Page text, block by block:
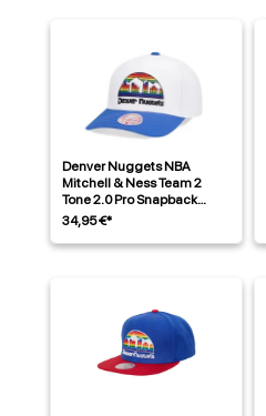
Denver Nuggets NBA
Mitchell & Ness Team 2
Tone 2.0 Pro Snapback
HWC
34,95 €*